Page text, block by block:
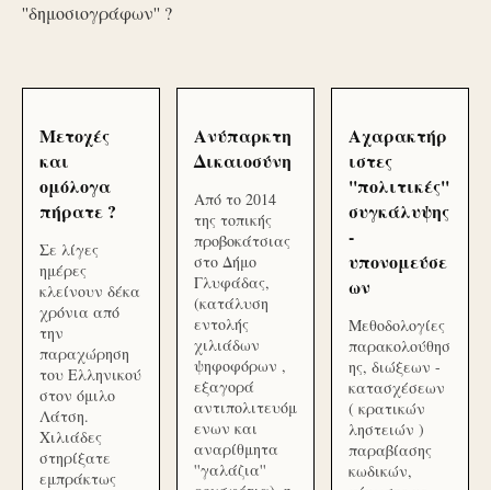
''δημοσιογράφων'' ?
Μετοχές
και
ομόλογα
πήρατε ?
Σε λίγες
ημέρες
κλείνουν δέκα
χρόνια από
την
παραχώρηση
του Ελληνικού
στον όμιλο
Λάτση.
Χιλιάδες
στηρίξατε
εμπράκτως
Ανύπαρκτη
Δικαιοσύνη
Από το 2014
της τοπικής
προβοκάτσιας
στο Δήμο
Γλυφάδας,
(κατάλυση
εντολής
χιλιάδων
ψηφοφόρων ,
εξαγορά
αντιπολιτευόμ
ενων και
αναρίθμητα
''γαλάζια''
Αχαρακτήρ
ιστες
''πολιτικές''
συγκάλυψης
-
υπονομεύσε
ων
Μεθοδολογίες
παρακολούθησ
ης, διώξεων -
κατασχέσεων
( κρατικών
ληστειών )
παραβίασης
κωδικών,